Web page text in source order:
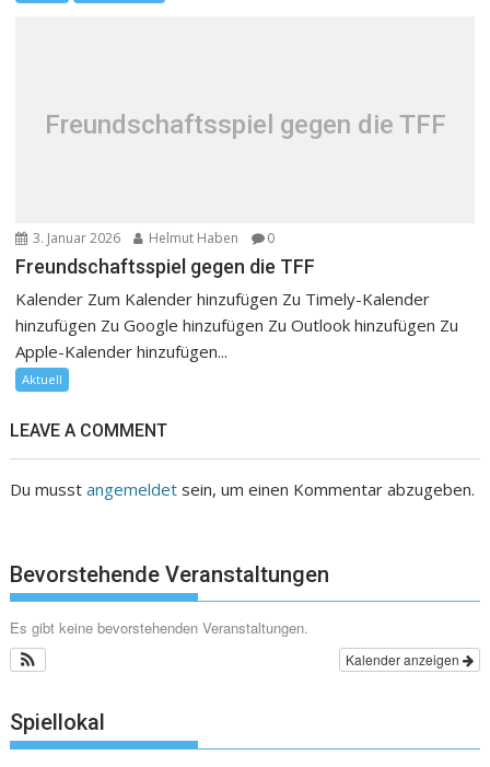
Freundschaftsspiel gegen die TFF
3. Januar 2026 Helmut Haben 0
Freundschaftsspiel gegen die TFF
Kalender Zum Kalender hinzufügen Zu Timely-Kalender
hinzufügen Zu Google hinzufügen Zu Outlook hinzufügen Zu
Apple-Kalender hinzufügen...
Aktuell
LEAVE A COMMENT
Du musstangemeldet sein, um einen Kommentar abzugeben.
Bevorstehende Veranstaltungen
Es gibt keine bevorstehenden Veranstaltungen.
Kalender anzeigen
Spiellokal